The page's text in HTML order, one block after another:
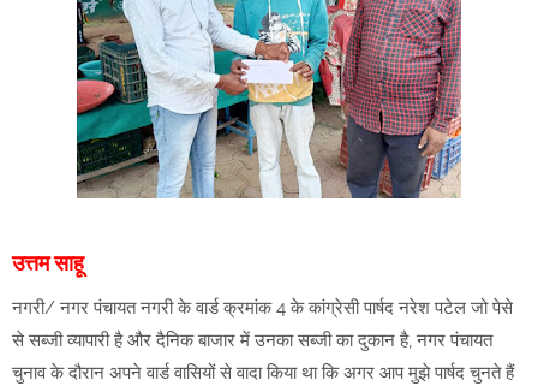
उत्तम साहू
नगरी/ नगर पंचायत नगरी के वार्ड क्रमांक 4 के कांग्रेसी पार्षद नरेश पटेल जो पेसे
से सब्जी व्यापारी है और दैनिक बाजार में उनका सब्जी का दुकान है, नगर पंचायत
चुनाव के दौरान अपने वार्ड वासियों से वादा किया था कि अगर आप मुझे पार्षद चुनते हैं